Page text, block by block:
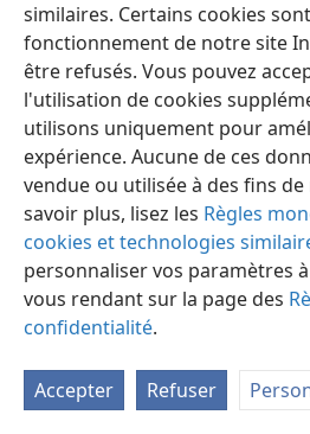
similaires. Certains cookies
fonctionnement de notre site
être refusés. Vous pouvez
l'utilisation de cookies
utilisons uniquement pour
expérience. Aucune de ces
vendue ou utilisée à des fins
savoir plus, lisez les Règles
cookies et technologies
personnaliser vos paramètres
vous rendant sur la page des
confidentialité.
Accepter Refuser
Copyright© 2026 Watch Tower Bible and
Conditions d’utilisation
Paramètres de confidentialité